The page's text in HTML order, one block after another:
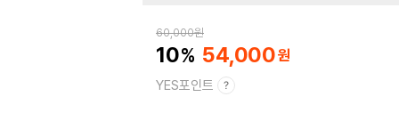
60,000원
10 54,000
YES포인트